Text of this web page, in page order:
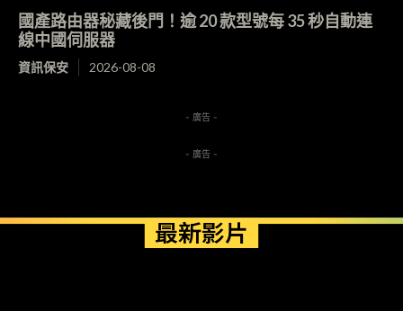
國產路由器秘藏後門！逾 20 款型號每 35 秒自動連
線中國伺服器
資訊保安 2026-08-08
- 廣告 -
- 廣告 -
最新影片